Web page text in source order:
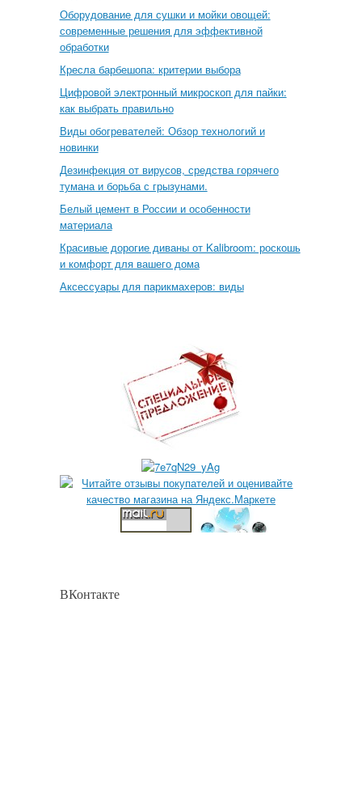
Оборудование для сушки и мойки овощей:
современные решения для эффективной
обработки
Кресла барбешопа: критерии выбора
Цифровой электронный микроскоп для пайки:
как выбрать правильно
Виды обогревателей: Обзор технологий и
новинки
Дезинфекция от вирусов, средства горячего
тумана и борьба с грызунами.
Белый цемент в России и особенности
материала
Красивые дорогие диваны от Kalibroom: роскошь
и комфорт для вашего дома
Аксессуары для парикмахеров: виды
ВКонтакте